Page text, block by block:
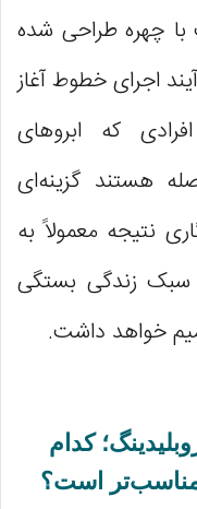
با چهره طراحی شده
اجرای خطوط آغاز
که ابروهای
هستند گزینه‌ای
نتیجه معمولاً به
سبک زندگی بستگی
خواهد داشت.
کدام
است؟